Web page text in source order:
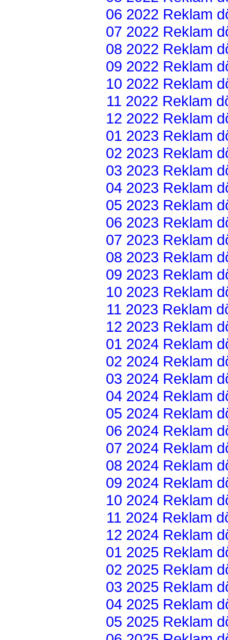
06 2022 Reklam
07 2022 Reklam
08 2022 Reklam
09 2022 Reklam
10 2022 Reklam
11 2022 Reklam
12 2022 Reklam
01 2023 Reklam
02 2023 Reklam
03 2023 Reklam
04 2023 Reklam
05 2023 Reklam
06 2023 Reklam
07 2023 Reklam
08 2023 Reklam
09 2023 Reklam
10 2023 Reklam
11 2023 Reklam
12 2023 Reklam
01 2024 Reklam
02 2024 Reklam
03 2024 Reklam
04 2024 Reklam
05 2024 Reklam
06 2024 Reklam
07 2024 Reklam
08 2024 Reklam
09 2024 Reklam
10 2024 Reklam
11 2024 Reklam
12 2024 Reklam
01 2025 Reklam
02 2025 Reklam
03 2025 Reklam
04 2025 Reklam
05 2025 Reklam